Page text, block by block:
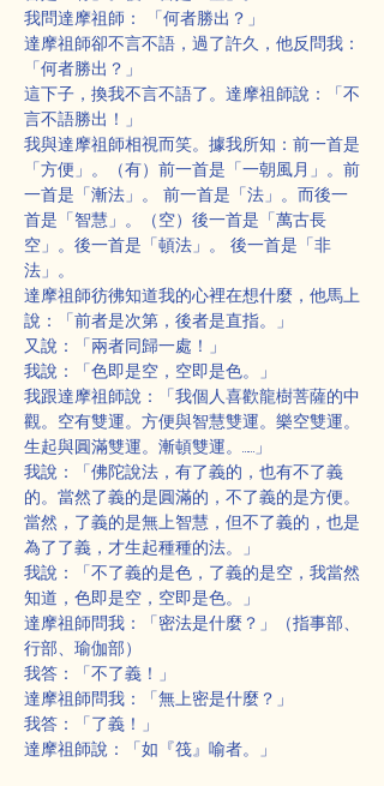
我問達摩祖師： 「何者勝出？」
達摩祖師卻不言不語，過了許久，他反問我：
「何者勝出？」
這下子，換我不言不語了。達摩祖師說：「不
言不語勝出！」
我與達摩祖師相視而笑。據我所知：前一首是
「方便」。（有）前一首是「一朝風月」。前
一首是「漸法」。 前一首是「法」。而後一
首是「智慧」。（空）後一首是「萬古長
空」。後一首是「頓法」。 後一首是「非
法」。
達摩祖師彷彿知道我的心裡在想什麼，他馬上
說：「前者是次第，後者是直指。」
又說：「兩者同歸一處！」
我說：「色即是空，空即是色。」
我跟達摩祖師說：「我個人喜歡龍樹菩薩的中
觀。空有雙運。方便與智慧雙運。樂空雙運。
生起與圓滿雙運。漸頓雙運。……」
我說：「佛陀說法，有了義的，也有不了義
的。當然了義的是圓滿的，不了義的是方便。
當然，了義的是無上智慧，但不了義的，也是
為了了義，才生起種種的法。」
我說：「不了義的是色，了義的是空，我當然
知道，色即是空，空即是色。」
達摩祖師問我：「密法是什麼？」（指事部、
行部、瑜伽部）
我答：「不了義！」
達摩祖師問我：「無上密是什麼？」
我答：「了義！」
達摩祖師說：「如『筏』喻者。」